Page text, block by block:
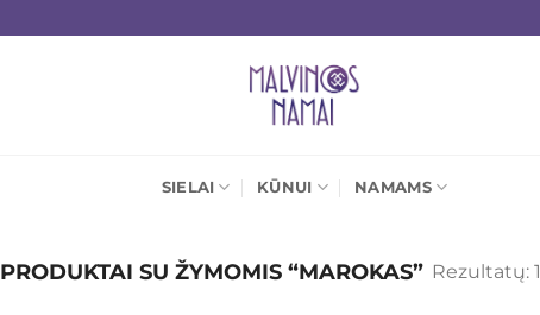
SIELAI KŪNUI NAMAMS
PRODUKTAI SU ŽYMOMIS “MAROKAS” Rezultatų: 1